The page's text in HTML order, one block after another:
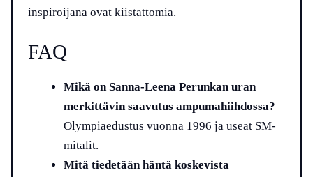
inspiroijana ovat kiistattomia.
FAQ
Mikä on Sanna-Leena Perunkan uran
merkittävin saavutus ampumahiihdossa?
Olympiaedustus vuonna 1996 ja useat SM-
mitalit.
Mitä tiedetään häntä koskevista